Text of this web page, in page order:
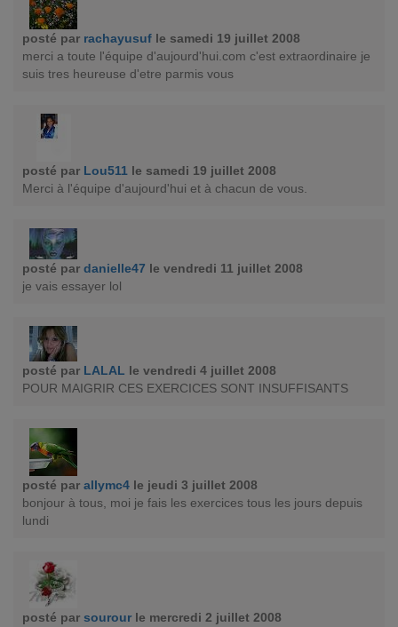
posté par rachayusuf le samedi 19 juillet 2008
merci a toute l'équipe d'aujourd'hui.com c'est extraordinaire je
suis tres heureuse d'etre parmis vous
posté par Lou511 le samedi 19 juillet 2008
Merci à l'équipe d'aujourd'hui et à chacun de vous.
posté par danielle47 le vendredi 11 juillet 2008
je vais essayer lol
posté par LALAL le vendredi 4 juillet 2008
POUR MAIGRIR CES EXERCICES SONT INSUFFISANTS
posté par allymc4 le jeudi 3 juillet 2008
bonjour à tous, moi je fais les exercices tous les jours depuis
lundi
posté par sourour le mercredi 2 juillet 2008